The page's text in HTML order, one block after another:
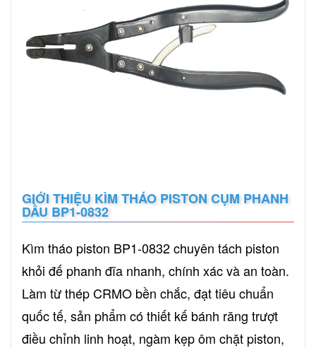
GIỚI THIỆU KÌM THÁO PISTON CỤM PHANH
DẦU BP1-0832
Kìm tháo piston BP1-0832 chuyên tách piston
khỏi đế phanh đĩa nhanh, chính xác và an toàn.
Làm từ thép CRMO bền chắc, đạt tiêu chuẩn
quốc tế, sản phẩm có thiết kế bánh răng trượt
điều chỉnh linh hoạt, ngàm kẹp ôm chặt piston,